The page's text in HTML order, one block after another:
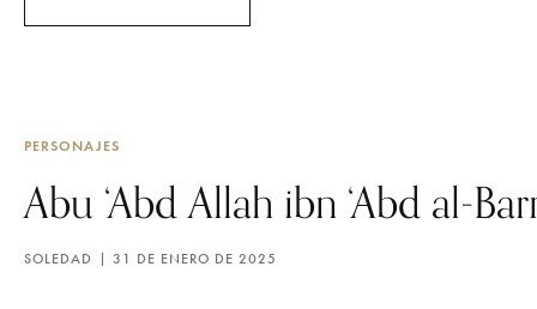
PERSONAJES
Abu ‘Abd Allah ibn ‘Abd al-
SOLEDAD 31 DE ENERO DE 2025